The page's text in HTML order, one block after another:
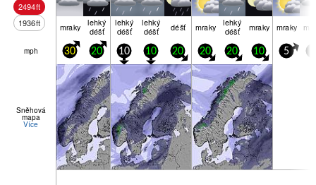
2494ft
1936ft mraky lehký
déšť
lehký
déšť
lehký
déšť déšť mraky lehký
déšť mraky mraky
mph 30 20 10 10 20 20 20 10 5
Sněhová
mapa
Více